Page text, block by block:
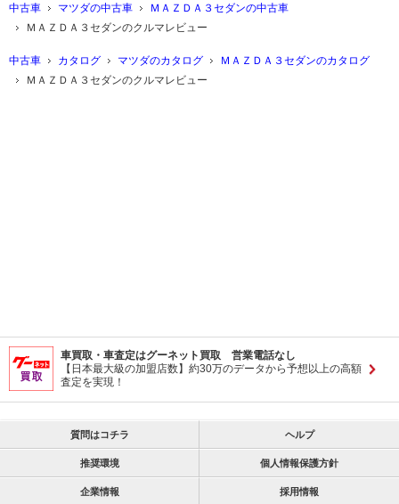
中古車 マツダの中古車
ＭＡＺＤＡ３セダンの中古車
ＭＡＺＤＡ３セダンのクルマレビュー
中古車 カタログ マツダのカタログ
ＭＡＺＤＡ３セダンのカタログ
ＭＡＺＤＡ３セダンのクルマレビュー
車買取・車査定はグーネット買取 営業電話なし
【日本最大級の加盟店数】約30万のデータから予想以上の高額
査定を実現！
質問はコチラ ヘルプ
推奨環境 個人情報保護方針
企業情報 採用情報